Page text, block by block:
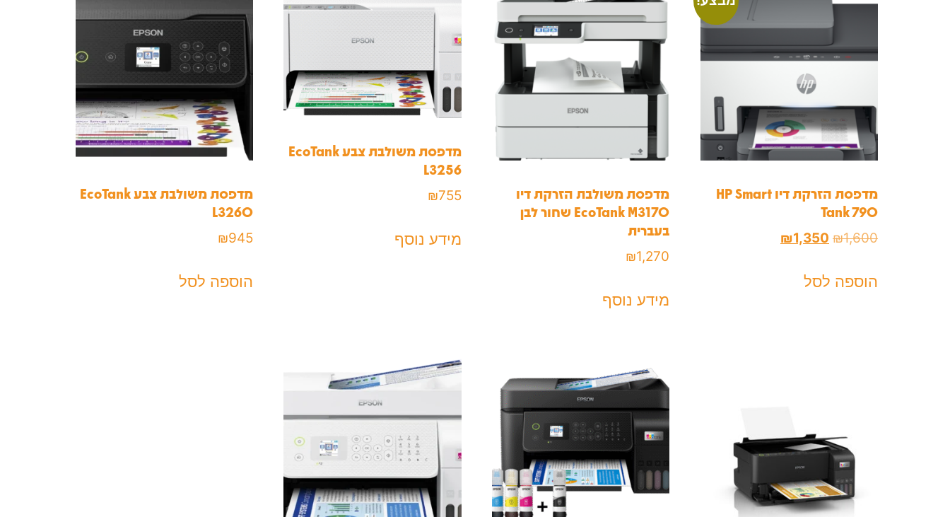
מדפסת ‏הזרקת דיו HP Smart
Tank 790
₪1,600
₪1,350
הוספה לסל
מדפסת משולבת הזרקת דיו
EcoTank M3170 שחור לבן
בעברית
₪1,270
מידע נוסף
מדפסת משולבת צבע EcoTank
L3256
₪755
מידע נוסף
מדפסת משולבת צבע EcoTank
L3260
₪945
הוספה לסל